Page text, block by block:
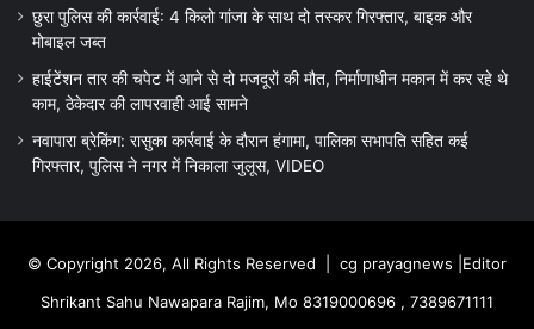
छुरा पुलिस की कार्रवाई: 4 किलो गांजा के साथ दो तस्कर गिरफ्तार, बाइक और
मोबाइल जब्त
हाईटेंशन तार की चपेट में आने से दो मजदूरों की मौत, निर्माणाधीन मकान में कर रहे थे
काम, ठेकेदार की लापरवाही आई सामने
नवापारा ब्रेकिंग: रासुका कार्रवाई के दौरान हंगामा, पालिका सभापति सहित कई
गिरफ्तार, पुलिस ने नगर में निकाला जुलूस, VIDEO
© Copyright 2026, All Rights Reserved | cg prayagnews |Editor
Shrikant Sahu Nawapara Rajim, Mo 8319000696 , 7389671111